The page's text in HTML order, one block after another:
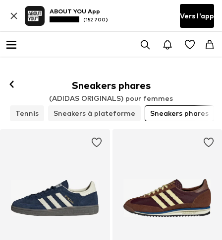
ABOUT YOU App
(152 700) Vers l'app
Sneakers phares
(ADIDAS ORIGINALS) pour femmes
Tennis Sneakers à plateforme Sneakers phares